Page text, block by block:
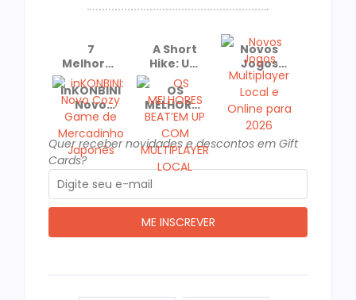
7
Melhores
Jogos
para
Jogar de
Casal No
dia dos
Namorados
A Short
Hike: Um
Cozy
Game
Recomendado
e
Premiado!
Novos
Jogos
Multiplayer
Local e
Online
para
inKONBINI:
Novo
Cozy
Game de
Mercadinho
Japonês
OS
MELHORES
BEAT’EM
UP COM
MULTIPLAYER
LOCAL
Quer receber novidades e descontos em Gift
Cards?